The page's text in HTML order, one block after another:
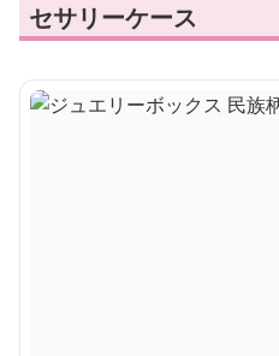
セサリーケース